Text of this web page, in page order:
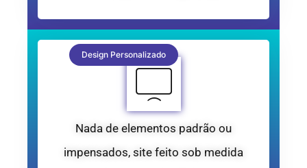
Design Personalizado
Nada de elementos padrão ou
impensados, site feito sob medida